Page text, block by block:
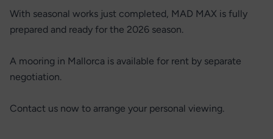
With seasonal works just completed, MAD MAX is fully
prepared and ready for the 2026 season.
A mooring in Mallorca is available for rent by separate
negotiation.
Contact us now to arrange your personal viewing.